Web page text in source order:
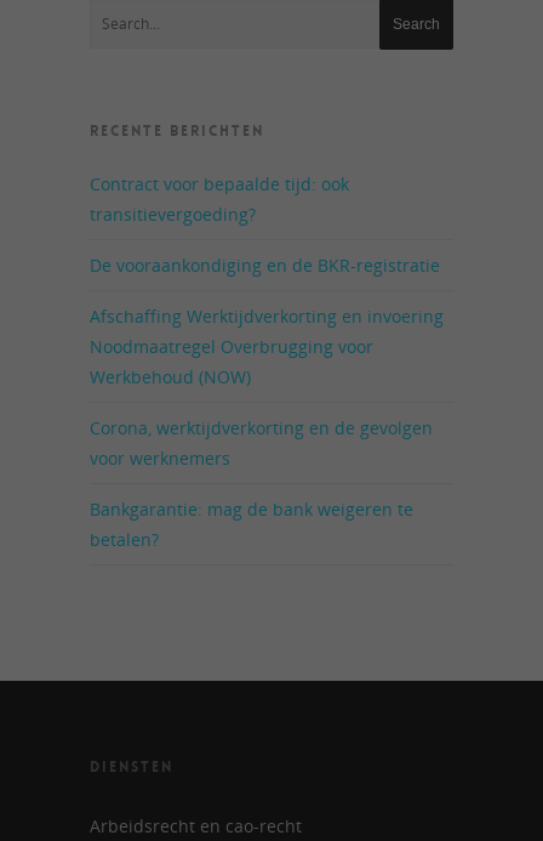
RECENTE BERICHTEN
Contract voor bepaalde tijd: ook
transitievergoeding?
De vooraankondiging en de BKR-registratie
Afschaffing Werktijdverkorting en invoering
Noodmaatregel Overbrugging voor
Werkbehoud (NOW)
Corona, werktijdverkorting en de gevolgen
voor werknemers
Bankgarantie: mag de bank weigeren te
betalen?
DIENSTEN
Arbeidsrecht en cao-recht